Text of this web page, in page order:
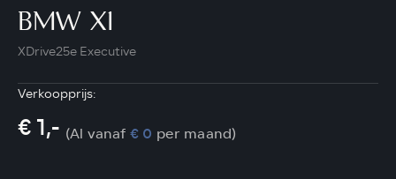
BMW X1
XDrive25e Executive
Verkoopprijs:
€ 1,- (Al vanaf € 0 per maand)